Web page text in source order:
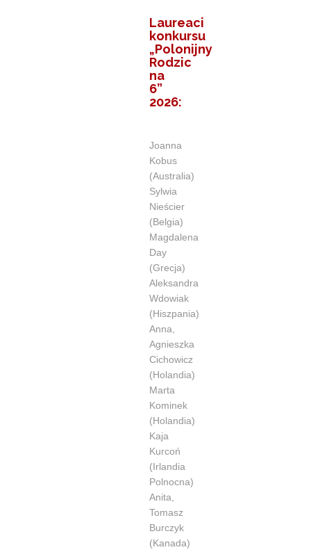
Laureaci
konkursu
„Polonijny
Rodzic
na
6”
2026:
Joanna
Kobus
(Australia)
Sylwia
Nieścier
(Belgia)
Magdalena
Day
(Grecja)
Aleksandra
Wdowiak
(Hiszpania)
Anna,
Agnieszka
Cichowicz
(Holandia)
Marta
Kominek
(Holandia)
Kaja
Kurcoń
(Irlandia
Polnocna)
Anita,
Tomasz
Burczyk
(Kanada)